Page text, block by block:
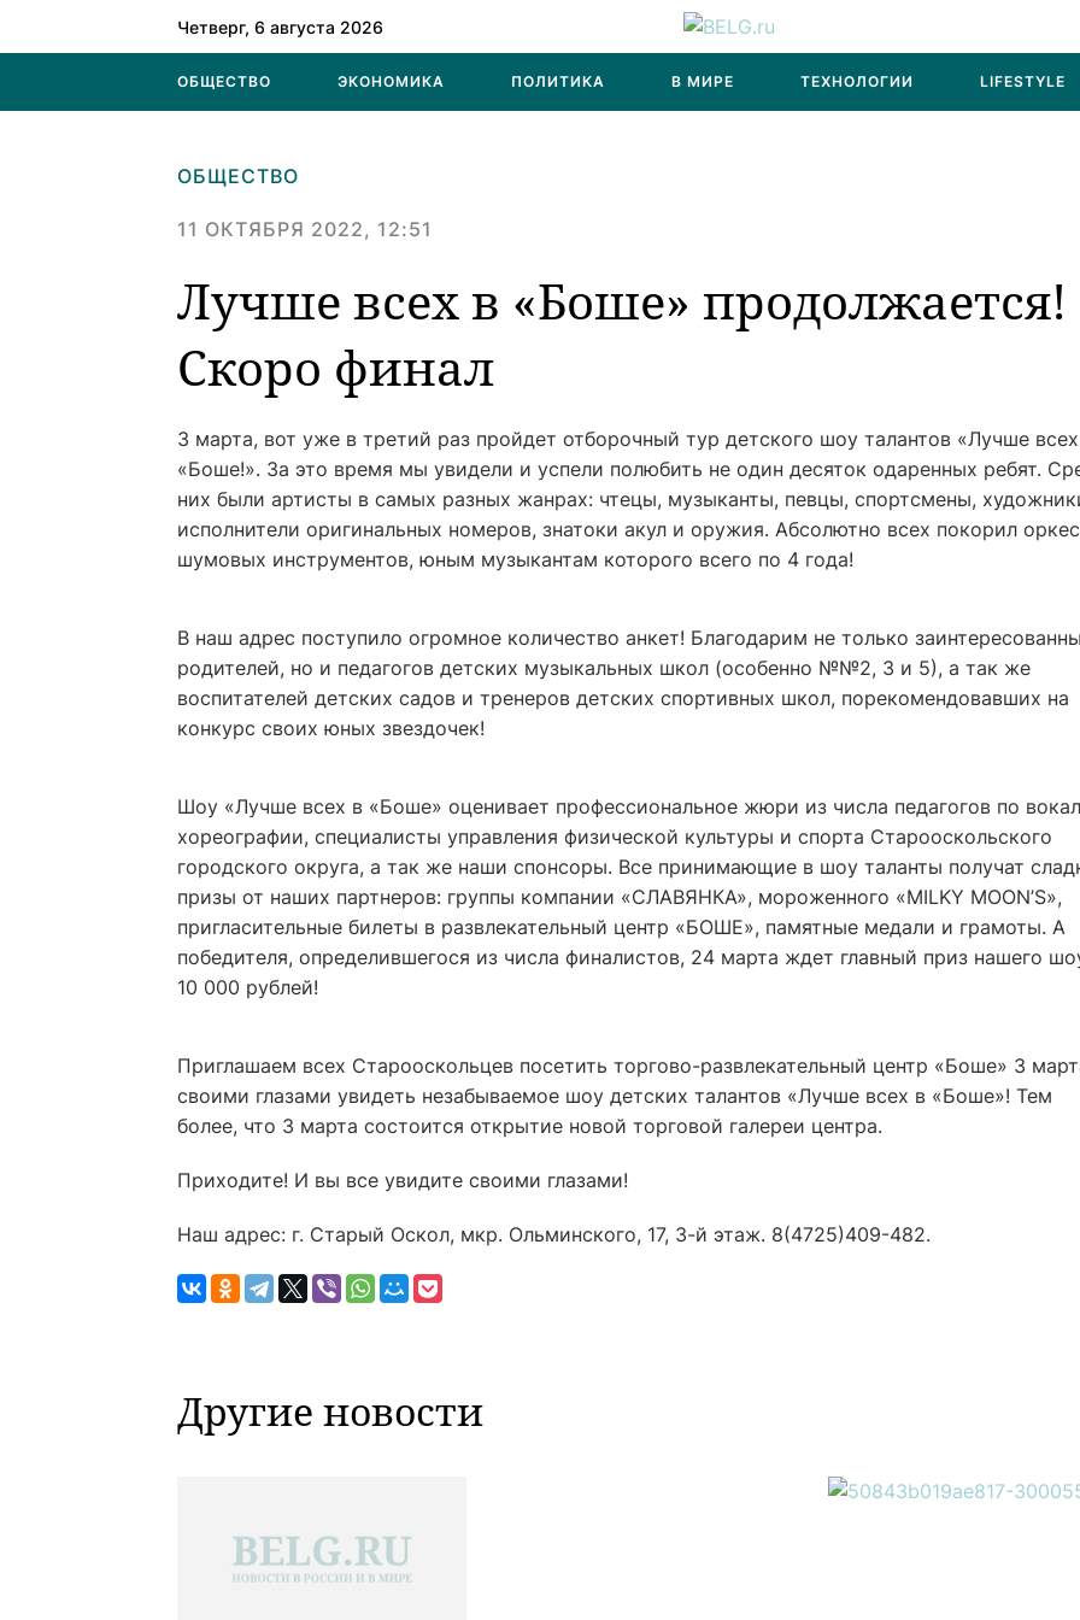
Четверг, 6 августа 2026
ОБЩЕСТВО ЭКОНОМИКА ПОЛИТИКА В МИРЕ ТЕХНОЛОГИИ LIFESTYLE
ОБЩЕСТВО
11 ОКТЯБРЯ 2022, 12:51
Лучше всех в «Боше» продолжается!
Скоро финал
3 марта, вот уже в третий раз пройдет отборочный тур детского шоу талантов «Лучше
«Боше!». За это время мы увидели и успели полюбить не один десяток одаренных ребят.
них были артисты в самых разных жанрах: чтецы, музыканты, певцы, спортсмены,
исполнители оригинальных номеров, знатоки акул и оружия. Абсолютно всех покорил
шумовых инструментов, юным музыкантам которого всего по 4 года!
В наш адрес поступило огромное количество анкет! Благодарим не только
родителей, но и педагогов детских музыкальных школ (особенно №№2, 3 и 5), а так же
воспитателей детских садов и тренеров детских спортивных школ, порекомендовавших на
конкурс своих юных звездочек!
Шоу «Лучше всех в «Боше» оценивает профессиональное жюри из числа педагогов по
хореографии, специалисты управления физической культуры и спорта Старооскольского
городского округа, а так же наши спонсоры. Все принимающие в шоу таланты получат
призы от наших партнеров: группы компании «СЛАВЯНКА», мороженного «MILKY MOON’S»,
пригласительные билеты в развлекательный центр «БОШЕ», памятные медали и грамоты. А
победителя, определившегося из числа финалистов, 24 марта ждет главный приз нашего
10 000 рублей!
Приглашаем всех Старооскольцев посетить торгово-развлекательный центр «Боше» 3
своими глазами увидеть незабываемое шоу детских талантов «Лучше всех в «Боше»! Тем
более, что 3 марта состоится открытие новой торговой галереи центра.
Приходите! И вы все увидите своими глазами!
Наш адрес: г. Старый Оскол, мкр. Ольминского, 17, 3-й этаж. 8(4725)409-482.
Другие новости